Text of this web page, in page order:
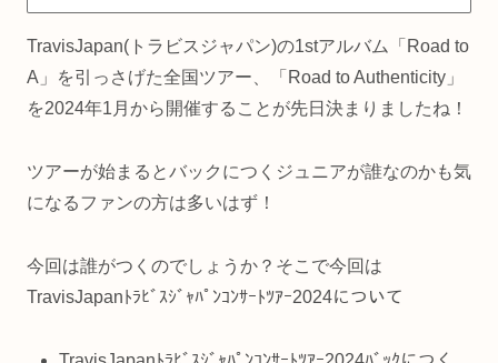
TravisJapan(トラビスジャパン)の1stアルバム「Road to
A」を引っさげた全国ツアー、「Road to Authenticity」
を2024年1月から開催することが先日決まりましたね！
ツアーが始まるとバックにつくジュニアが誰なのかも気
になるファンの方は多いはず！
今回は誰がつくのでしょうか？そこで今回は
TravisJapanﾄﾗﾋﾞｽｼﾞｬﾊﾟﾝｺﾝｻｰﾄﾂｱｰ2024について